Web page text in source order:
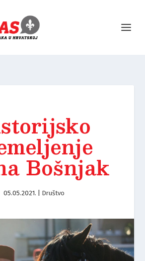
Bošnjak
05.05.2021. Društvo